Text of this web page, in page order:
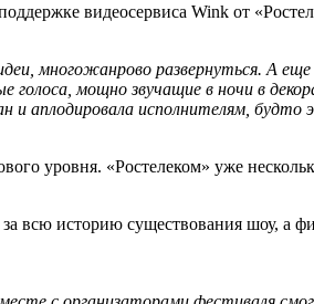
видеосервиса Wink от
многожанрово развернуться. А еще
мощно звучащие в ночи в
и аплодировала исполнителям, будто
уровня. «Ростелеком» уже
всю историю существования шоу, а